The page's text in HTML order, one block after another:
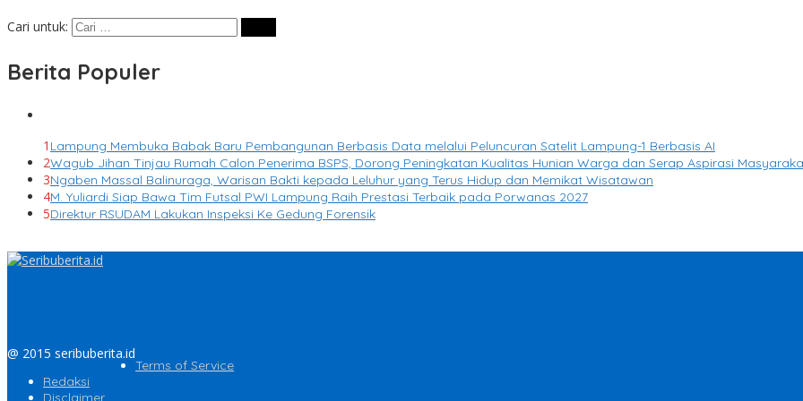
Cari untuk:
Berita Populer
1 Lampung Membuka Babak Baru Pembangunan Berbasis Data melalui Peluncuran Satelit Lampung-1 Berbasis AI
2Wagub Jihan Tinjau Rumah Calon Penerima BSPS, Dorong Peningkatan Kualitas Hunian Warga dan Serap Aspirasi
3Ngaben Massal Balinuraga, Warisan Bakti kepada Leluhur yang Terus Hidup dan Memikat Wisatawan
4M. Yuliardi Siap Bawa Tim Futsal PWI Lampung Raih Prestasi Terbaik pada Porwanas 2027
5Direktur RSUDAM Lakukan Inspeksi Ke Gedung Forensik
@ 2015 seribuberita.id
Terms of Service
Redaksi
Disclaimer